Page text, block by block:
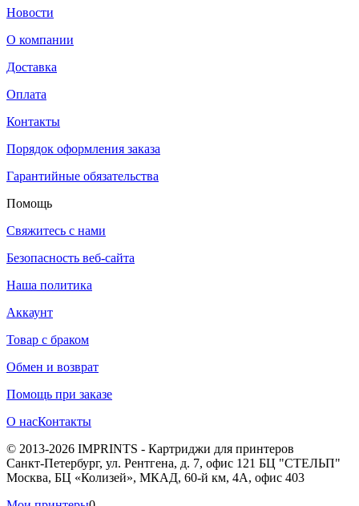
Новости
О компании
Доставка
Оплата
Контакты
Порядок оформления заказа
Гарантийные обязательства
Помощь
Свяжитесь с нами
Безопасность веб-сайта
Наша политика
Аккаунт
Товар с браком
Обмен и возврат
Помощь при заказе
О насКонтакты
© 2013-2026 IMPRINTS - Картриджи для принтеров
Санкт-Петербург, ул. Рентгена, д. 7, офис 121 БЦ "СТЕЛЬП"
Москва, БЦ «Колизей», МКАД, 60-й км, 4А, офис 403